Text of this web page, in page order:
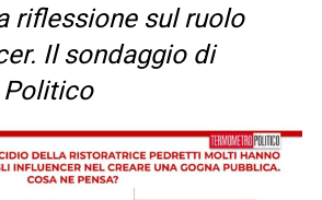
riflessione sul ruolo
Il sondaggio di
Politico